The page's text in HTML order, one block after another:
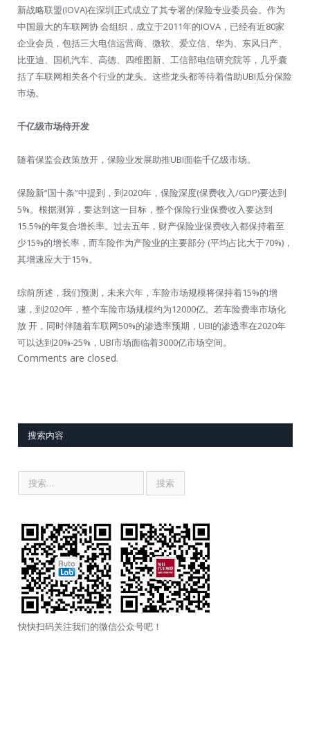
新战略联盟(IOVA)在深圳正式成立了其专署的保险专业委员会。作为
中国最大的车联网协 会组织，成立于2011年的IOVA，已经有近80家
企业会员，包括三大电信运营商、微软、爱立信、华为、东风日产、
比亚迪、国机汽车、高德、四维图新、工信部电信研究院等，几乎囊
括了车联网相关各个行业的龙头。这些龙头都等待着借助UBI瓜分保险
市场。
千亿级市场待开发
随着保监会政策放开，保险业发展助推UBI面临千亿级市场。
保险新“国十条”中提到，到2020年，保险深度(保费收入/GDP)要达到
5%。根据测算，要达到这一目标，整个保险行业保费收入要达到
15.5%的年复合增长率。过去五年，财产保险业保费收入都保持着至
少15%的增长率，而车险作为产险业的主要部分 (平均占比大于70%)，
其增速应大于15%。
综前所述，我们预测，未来六年，车险市场规模将保持着15%的增
速，到2020年，整个车险市场规模约为12000亿。若车险费率市场化
放 开，同时伴随着车联网50%的渗透率预期，UBI的渗透率在2020年
可以达到20%-25%，UBI市场面临着3000亿市场空间。
Comments are closed.
搜索内容
快快扫码关注我们的微信公众号吧！